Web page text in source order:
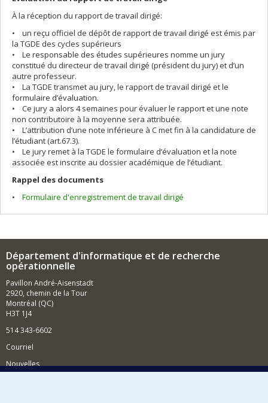
À la réception du rapport de travail dirigé:
• un reçu officiel de dépôt de rapport de travail dirigé est émis par
la TGDE des cycles supérieurs
• Le responsable des études supérieures nomme un jury
constitué du directeur de travail dirigé (président du jury) et d’un
autre professeur.
• La TGDE transmet au jury, le rapport de travail dirigé et le
formulaire d’évaluation.
• Ce jury a alors 4 semaines pour évaluer le rapport et une note
non contributoire à la moyenne sera attribuée.
• L’attribution d’une note inférieure à C met fin à la candidature de
l’étudiant (art.67.3).
• Le jury remet à la TGDE le formulaire d’évaluation et la note
associée est inscrite au dossier académique de l’étudiant.
Rappel des documents
• Formulaire d'enregistrement de travail dirigé
Département d'informatique et de recherche
opérationnelle
Pavillon André-Aisenstadt
2920, chemin de la Tour
Montréal (QC)
H3T 1J4
514 343-6602
Courriel
Nouvelles